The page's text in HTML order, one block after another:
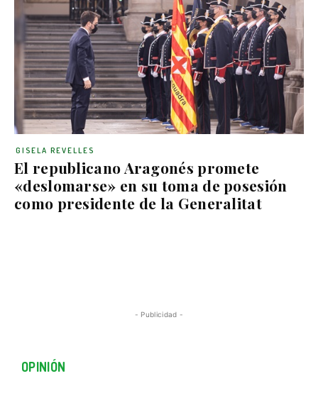
El republicano Aragonés promete
«deslomarse» en su toma de posesión
como presidente de la Generalitat
GISELA REVELLES
- Publicidad -
OPINIÓN